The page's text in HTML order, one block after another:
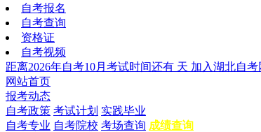
自考报名
自考查询
资格证
自考视频
距离2026年自考10月考试时间还有 天 加入湖北自
网站首页
报考动态
自考政策 考试计划 实践毕业
自考专业 自考院校 考场查询 成绩查询